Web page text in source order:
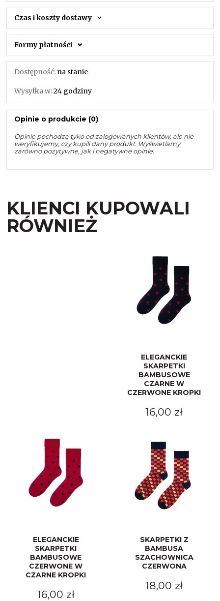
Czas i koszty dostawy
Formy płatności
Dostępność: na stanie
Wysyłka w:24 godziny
Opinie o produkcie (0)
Opinie pochodzą tyko od zalogowanych klientów, ale nie
weryfikujemy, czy kupili dany produkt. Wyświetlamy
zarówno pozytywne, jak i negatywne opinie.
KLIENCI KUPOWALI
RÓWNIEŻ
ELEGANCKIE
SKARPETKI
BAMBUSOWE
CZARNE W
CZERWONE KROPKI
16,00 zł
ELEGANCKIE
SKARPETKI
BAMBUSOWE
CZERWONE W
CZARNE KROPKI
16,00 zł
SKARPETKI Z
BAMBUSA
SZACHOWNICA
CZERWONA
18,00 zł